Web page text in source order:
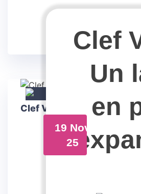
19 Nov
25
Clef Verte : Un label en
Clef
Un
en